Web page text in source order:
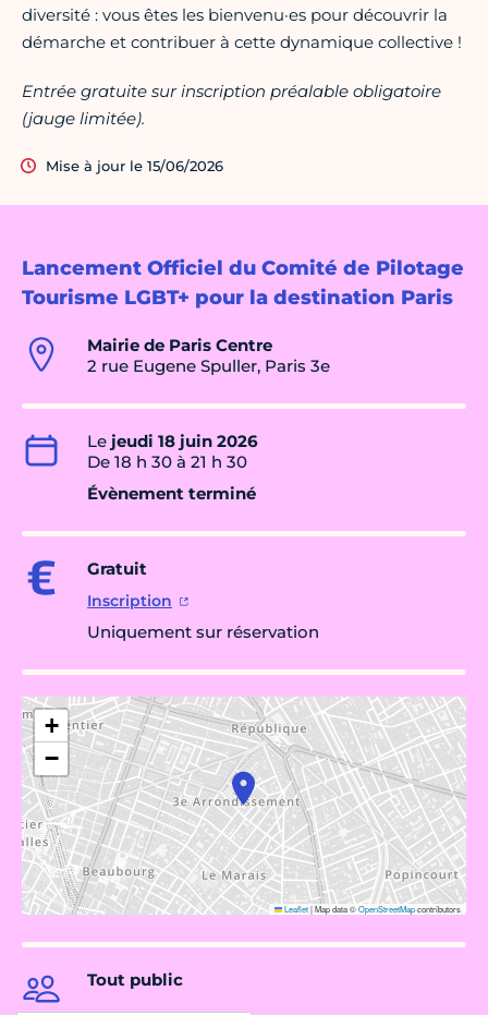
Lancement Officiel du Comité de Pilotage
Tourisme LGBT+ pour la destination Paris
Mairie de Paris Centre
2 rue Eugene Spuller, Paris 3e
Le jeudi 18 juin 2026
De 18 h 30 à 21 h 30
Évènement terminé
Gratuit
Inscription
Uniquement sur réservation
+
−
Leaflet|Map data ©OpenStreetMapcontributors
Tout public
diversité : vous êtes les bienvenu·es pour découvrir la
démarche et contribuer à cette dynamique collective !
Entrée gratuite sur inscription préalable obligatoire
(jauge limitée).
Mise à jour le 15/06/2026